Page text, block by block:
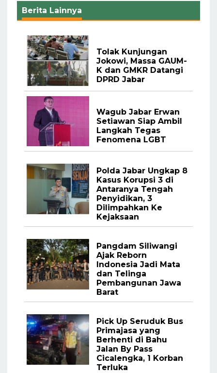
Berita Lainnya
Tolak Kunjungan
Jokowi, Massa GAUM-
K dan GMKR Datangi
DPRD Jabar
Wagub Jabar Erwan
Setiawan Siap Ambil
Langkah Tegas
Fenomena LGBT
Polda Jabar Ungkap 8
Kasus Korupsi 3 di
Antaranya Tengah
Penyidikan, 3
Dilimpahkan Ke
Kejaksaan
Pangdam Siliwangi
Ajak Reborn
Indonesia Jadi Mata
dan Telinga
Pembangunan Jawa
Barat
Pick Up Seruduk Bus
Primajasa yang
Berhenti di Bahu
Jalan By Pass
Cicalengka, 1 Korban
Terluka